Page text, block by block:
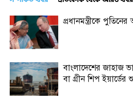
প্রধানমন্ত্রীকে
বাংলাদেশের জাহাজ
বা গ্রীন শিপ ইয়ার্ডের